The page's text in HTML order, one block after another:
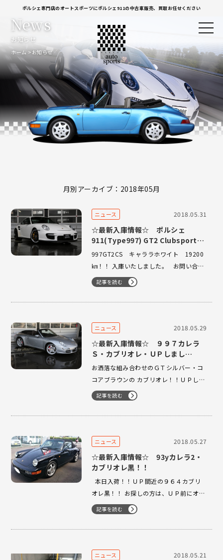
ポルシェ専門店のオートスポーツにポルシェ911の中古車販売、買取お任せください
お知らせ
News
ホーム お知らせ
月別アーカイブ：2018年05月
ニュース 2018.05.31
☆最新入庫情報☆ ポルシェ
911(Type997) GT2 Clubsports
08Model PCCB 6Speed
997GT2CS キャララホワイト 19200
㎞！！ 入庫いたしました。 お問い合わ
せのご連絡、お待ちいたしております。
記事を読む
ニュース 2018.05.29
☆最新入庫情報☆ ９９７カレラ
Ｓ・カブリオレ・ＵＰしまし
た！！
お洒落な組み合わせのＧＴシルバー・コ
コアブラウンの カブリオレ！！ＵＰしま
した！！ 走行も1万キロ台の特選車！！
ＵＰ早々ですが 沢山のお客様にご覧頂き
まして、誠にありがとうございます！！
記事を読む
ニュース 2018.05.27
☆最新入庫情報☆ 93yカレラ2・
カブリオレ黒！！
オレ黒！！ お探しの方は、ＵＰ前にオー
トスポーツまで！！ ＴＥＬ03-3224-
1121！！
記事を読む
ニュース 2018.05.21